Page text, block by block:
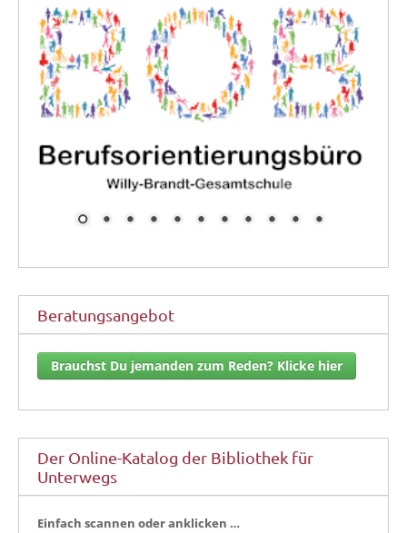
Beratungsangebot
Brauchst Du jemanden zum Reden? Klicke hier
Der Online-Katalog der Bibliothek für
Unterwegs
Ein­fach scan­nen oder anklicken …